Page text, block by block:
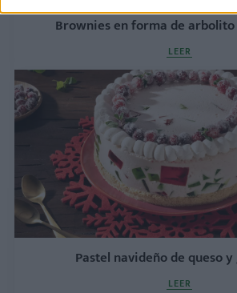
Brownies en forma de
LEER
Pastel navideño de queso
LEER